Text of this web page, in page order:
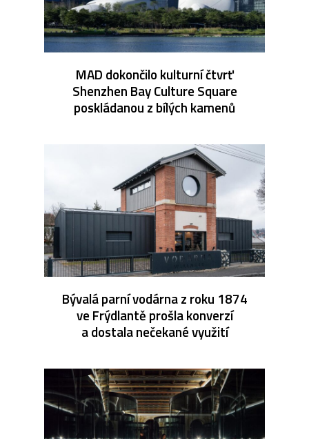
MAD dokončilo kulturní čtvrť
Shenzhen Bay Culture Square
poskládanou z bílých kamenů
Bývalá parní vodárna z roku 1874
ve Frýdlantě prošla konverzí
a dostala nečekané využití